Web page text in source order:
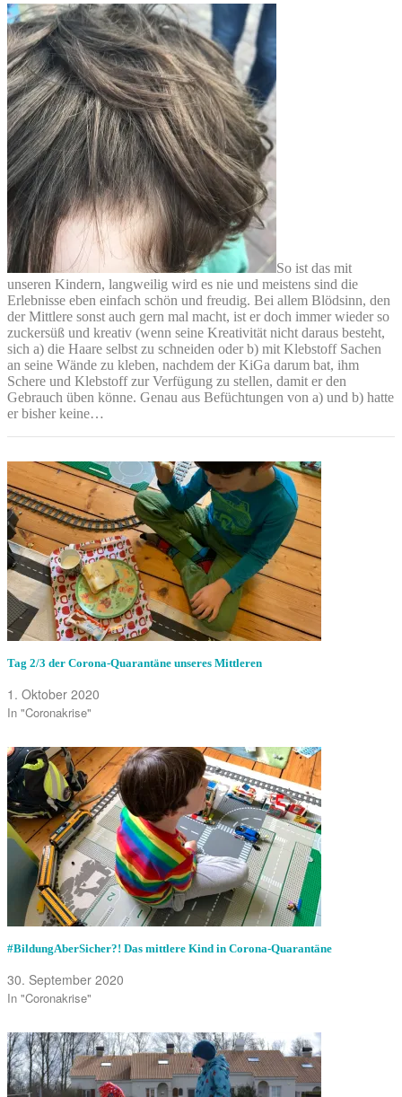
So ist das mit
unseren Kindern, langweilig wird es nie und meistens sind die
Erlebnisse eben einfach schön und freudig. Bei allem Blödsinn, den
der Mittlere sonst auch gern mal macht, ist er doch immer wieder so
zuckersüß und kreativ (wenn seine Kreativität nicht daraus besteht,
sich a) die Haare selbst zu schneiden oder b) mit Klebstoff Sachen
an seine Wände zu kleben, nachdem der KiGa darum bat, ihm
Schere und Klebstoff zur Verfügung zu stellen, damit er den
Gebrauch üben könne. Genau aus Befüchtungen von a) und b) hatte
er bisher keine…
Tag 2/3 der Corona-Quarantäne unseres Mittleren
1. Oktober 2020
In "Coronakrise"
#BildungAberSicher?! Das mittlere Kind in Corona-Quarantäne
30. September 2020
In "Coronakrise"